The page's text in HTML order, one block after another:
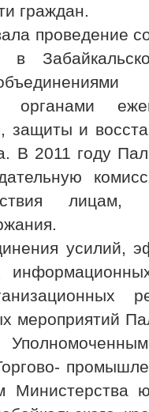
граждан.
проведение
органами
защиты и
В 2011 году
лицам,
усилий,
мероприятий
Министерства